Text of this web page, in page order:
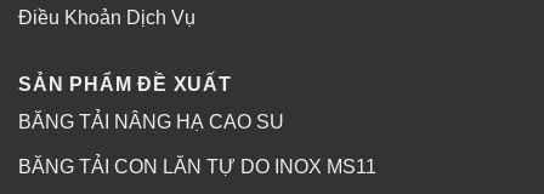
Điều Khoản Dịch Vụ
SẢN PHẨM ĐỀ XUẤT
BĂNG TẢI NÂNG HẠ CAO SU
BĂNG TẢI CON LĂN TỰ DO INOX MS11